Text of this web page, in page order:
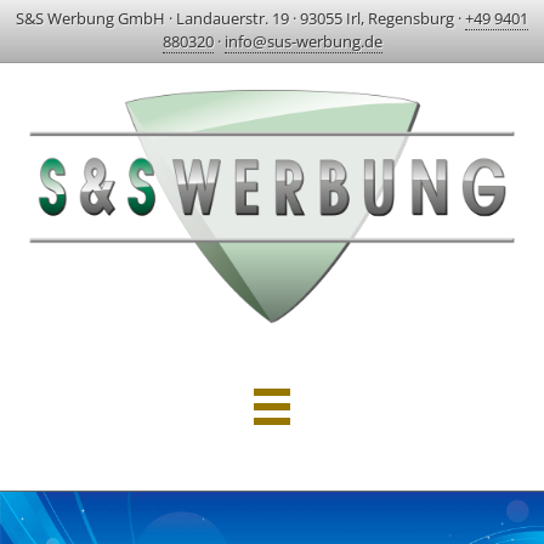
S&S Werbung GmbH · Landauerstr. 19 ·93055 Irl, Regensburg ·+49 9401
880320· info@sus-werbung.de
AKTUELLES & PROJEKTE